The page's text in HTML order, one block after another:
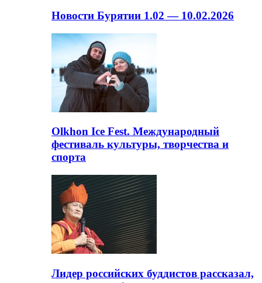
Новости Бурятии 1.02 — 10.02.2026
Olkhon Ice Fest. Международный
фестиваль культуры, творчества и
спорта
Лидер российских буддистов рассказал,